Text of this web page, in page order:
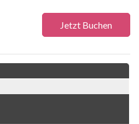
Jetzt Buchen